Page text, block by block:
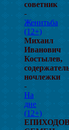
советник
-
Женитьба
(12+)
Михаил
Иванович
Костылев,
ночлежки
-
На
дне
(12+)